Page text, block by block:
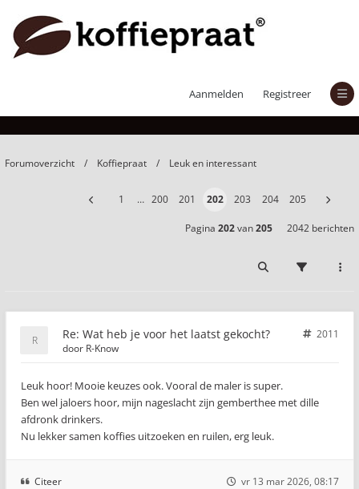
Aanmelden Registreer
Wat heb je voor het laatst gekocht?
Forumoverzicht Koffiepraat Leuk en interessant
1 … 200 201 202 203 204 205
Pagina 202van205 2042 berichten
Re: Wat heb je voor het laatst gekocht?
2011
door R-Know
Leuk hoor! Mooie keuzes ook. Vooral de maler is super.
Ben wel jaloers hoor, mijn nageslacht zijn gemberthee met dille
afdronk drinkers.
Nu lekker samen koffies uitzoeken en ruilen, erg leuk.
Citeer vr 13 mar 2026, 08:17